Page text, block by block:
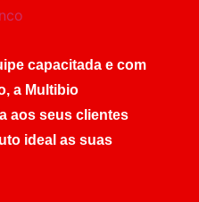
capacitada e com
a Multibio
aos seus clientes
ideal as suas